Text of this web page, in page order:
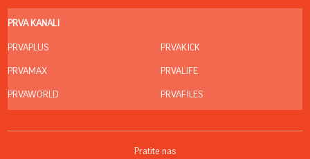
PRVA KANALI
PRVAPLUS
PRVAMAX
PRVAWORLD
PRVAKICK
PRVALIFE
PRVAFILES
Pratite nas